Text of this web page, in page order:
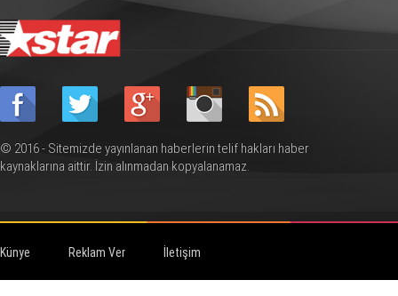
© 2016 - Sitemizde yayınlanan haberlerin telif hakları haber
kaynaklarına aittir. İzin alınmadan kopyalanamaz.
Künye Reklam Ver İletişim